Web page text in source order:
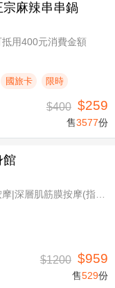
麻辣串串鍋
用400元消費金額
國旅卡 限時
$400 $259
售3577份
館
精準修復按摩|深層肌筋膜按摩(指壓/指油壓 二選一)+(滑罐/舒刮 二選一)全程75分(手技75分)
$1200 $959
售529份